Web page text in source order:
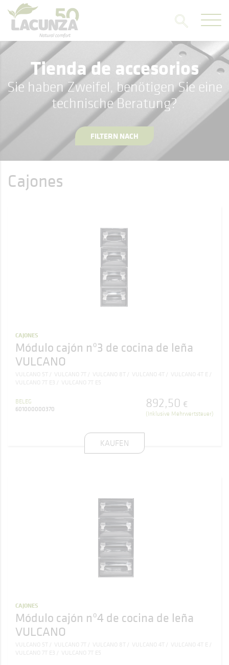
Tienda de accesorios
Sie haben Zweifel, benötigen Sie eine
technische Beratung?
FILTERN NACH
Cajones
CAJONES
Módulo cajón nº3 de cocina de leña
VULCANO
VULCANO 5T VULCANO 7T VULCANO 8T VULCANO 4T
VULCANO 4T E
VULCANO 7T E3
VULCANO 7T E5
BELEG
601000000370
892,50 €
(Inklusive Mehrwertsteuer)
KAUFEN
CAJONES
Módulo cajón nº4 de cocina de leña
VULCANO
VULCANO 5T VULCANO 7T VULCANO 8T VULCANO 4T
VULCANO 4T E
VULCANO 7T E3
VULCANO 7T E5